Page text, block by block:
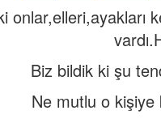
onlar,elleri,ayakları
Biz bildik ki şu
Ne mutlu o kişiye